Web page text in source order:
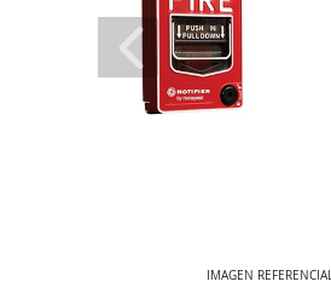
IMAGEN REFERENCIAL